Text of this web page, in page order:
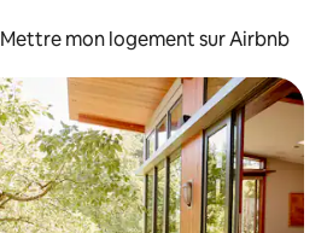
Mettre mon logement sur Airbnb